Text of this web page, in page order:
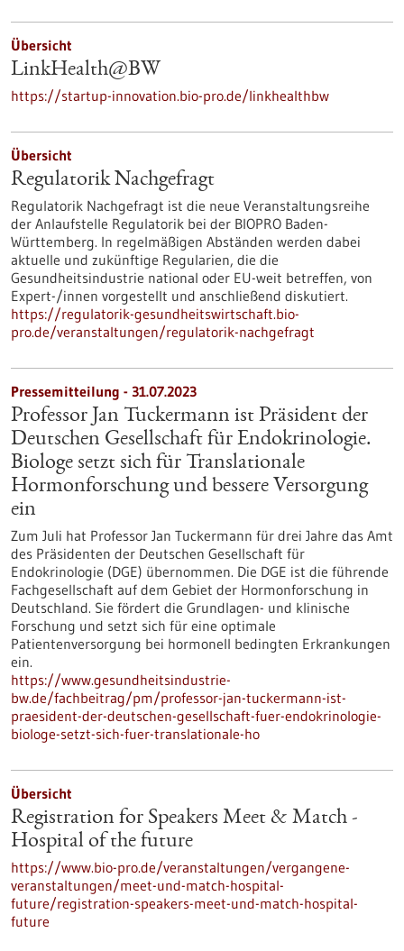
Übersicht
LinkHealth@BW
https://startup-innovation.bio-pro.de/linkhealthbw
Übersicht
Regulatorik Nachgefragt
Regulatorik Nachgefragt ist die neue Veranstaltungsreihe
der Anlaufstelle Regulatorik bei der BIOPRO Baden-
Württemberg. In regelmäßigen Abständen werden dabei
aktuelle und zukünftige Regularien, die die
Gesundheitsindustrie national oder EU-weit betreffen, von
Expert-/innen vorgestellt und anschließend diskutiert.
https://regulatorik-gesundheitswirtschaft.bio-
pro.de/veranstaltungen/regulatorik-nachgefragt
Pressemitteilung - 31.07.2023
Professor Jan Tuckermann ist Präsident der
Deutschen Gesellschaft für Endokrinologie.
Biologe setzt sich für Translationale
Hormonforschung und bessere Versorgung
ein
Zum Juli hat Professor Jan Tuckermann für drei Jahre das Amt
des Präsidenten der Deutschen Gesellschaft für
Endokrinologie (DGE) übernommen. Die DGE ist die führende
Fachgesellschaft auf dem Gebiet der Hormonforschung in
Deutschland. Sie fördert die Grundlagen- und klinische
Forschung und setzt sich für eine optimale
Patientenversorgung bei hormonell bedingten Erkrankungen
ein.
https://www.gesundheitsindustrie-
bw.de/fachbeitrag/pm/professor-jan-tuckermann-ist-
praesident-der-deutschen-gesellschaft-fuer-endokrinologie-
biologe-setzt-sich-fuer-translationale-ho
Übersicht
Registration for Speakers Meet & Match -
Hospital of the future
https://www.bio-pro.de/veranstaltungen/vergangene-
veranstaltungen/meet-und-match-hospital-
future/registration-speakers-meet-und-match-hospital-
future